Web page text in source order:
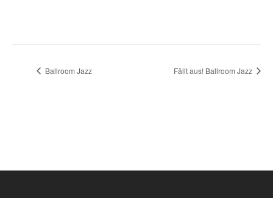
Ballroom Jazz Fällt aus! Ballroom Jazz